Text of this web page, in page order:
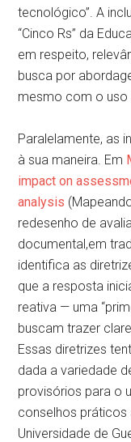
tecnológico”. A
“Cinco Rs” da
em respeito,
busca por
mesmo com o uso
Paralelamente, as
à sua maneira. Em
impact on
analysis
redesenho de
documental,em
identifica as
que a resposta
reativa — uma
buscam trazer
Essas diretrizes
dada a variedade
provisórios para o
conselhos
Universidade de